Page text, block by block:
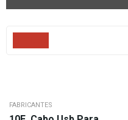
FABRICANTES